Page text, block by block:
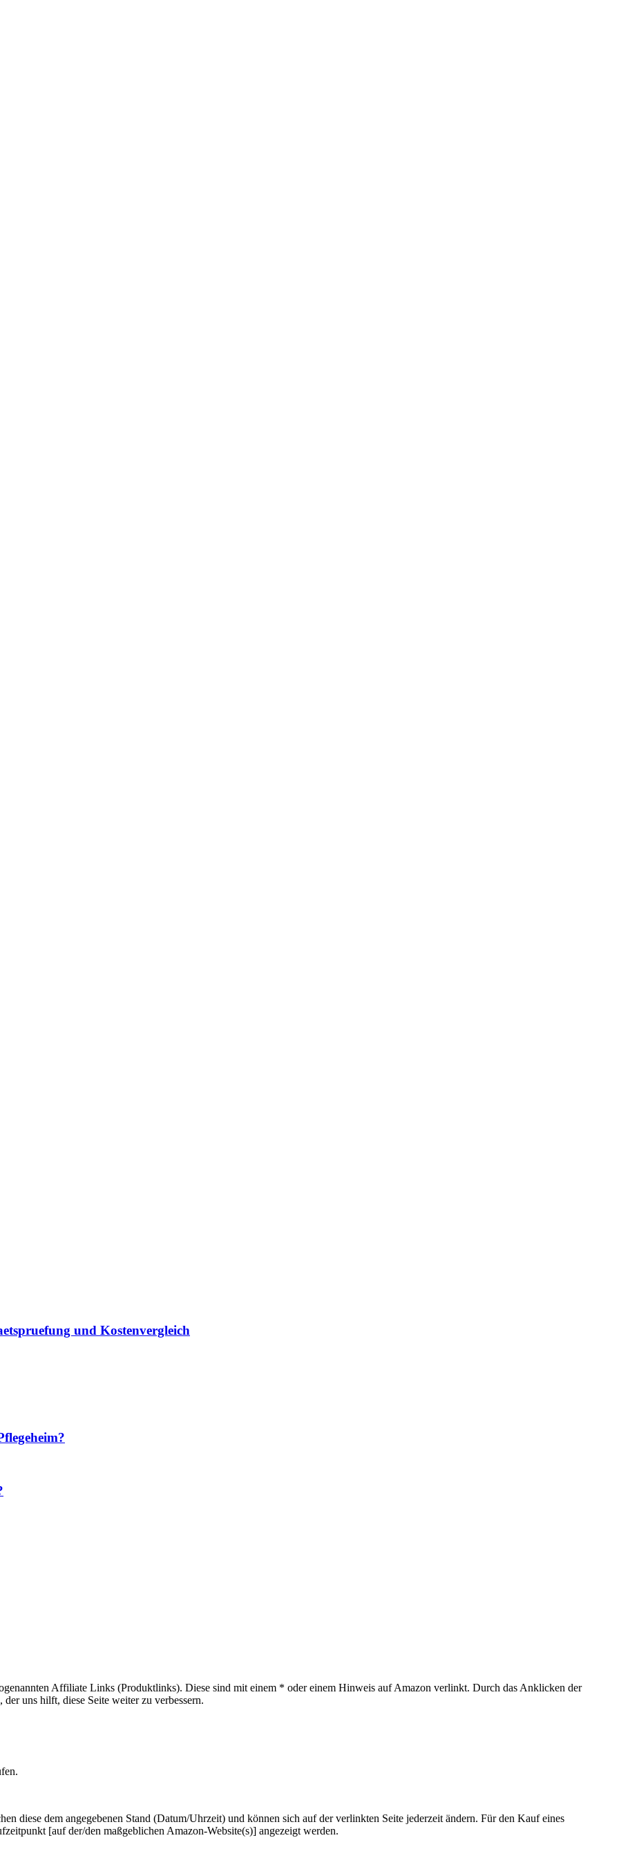
und Kostenvergleich
Affiliate Links (Produktlinks). Diese sind mit einem * oder einem Hinweis auf Amazon verlinkt. Durch das Anklicken der
uns hilft, diese Seite weiter zu verbessern.
diese dem angegebenen Stand (Datum/Uhrzeit) und können sich auf der verlinkten Seite jederzeit ändern. Für den Kauf eines
[auf der/den maßgeblichen Amazon-Website(s)] angezeigt werden.